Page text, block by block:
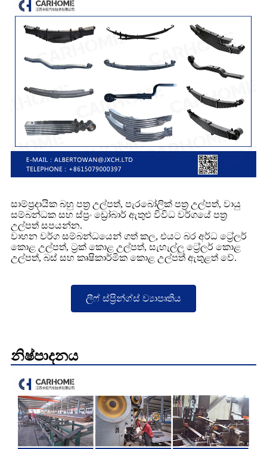
සාම්ප්‍රදායික බහු පත්‍ර උල්පත්, පැරබෝලික් පත්‍ර උල්පත්, වායු
සම්බන්ධක සහ ස්ප්‍රං ඩ්‍රෝබාර් ඇතුළු විවිධ වර්ගයේ පත්‍ර
උල්පත් සපයන්න.
වාහන වර්ග සම්බන්ධයෙන් ගත් කල, එයට බර අර්ධ ට්‍රේලර්
කොළ උල්පත්, ට්‍රක් කොළ උල්පත්, සැහැල්ලු ට්‍රේලර් කොළ
උල්පත්, බස් සහ කෘෂිකාර්මික කොළ උල්පත් ඇතුළත් වේ.
ලීෆ් ස්ප්‍රින්ග්ස් ව්‍යාපෘතිය
නිෂ්පාදනය